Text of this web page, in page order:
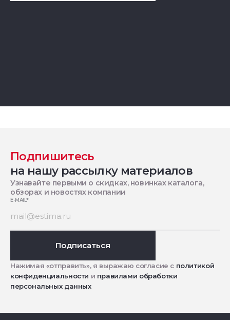
Подпишитесь
на нашу рассылку материалов
Узнавайте первыми о скидках, новинках каталога,
обзорах и новостях компании
E-MAIL*
Подписаться
Нажимая «отправить», я выражаю согласие с политикой
конфиденциальности и правилами обработки
персональных данных